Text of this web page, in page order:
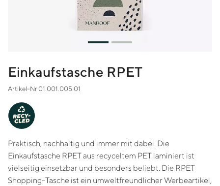
Einkaufstasche RPET
Artikel-Nr 01.001.005.01
RECY-
CLED
Praktisch, nachhaltig und immer mit dabei. Die
Einkaufstasche RPET aus recyceltem PET laminiert ist
vielseitig einsetzbar und besonders beliebt. Die RPET
Shopping-Tasche ist ein umweltfreundlicher Werbeartikel,